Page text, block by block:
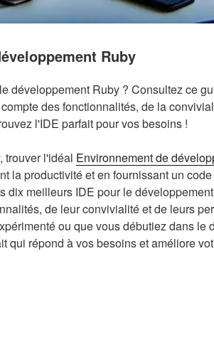
Ruby
développement Ruby ? Consultez ce
des fonctionnalités, de la
l'IDE parfait pour vos besoins !
trouver l'idéal Environnement de
la productivité et en fournissant un
dix meilleurs IDE pour le
de leur convivialité et de leurs
ou que vous débutiez dans le
qui répond à vos besoins et améliore